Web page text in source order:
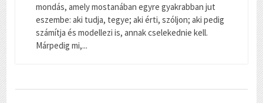
mondás, amely mostanában egyre gyakrabban jut
eszembe: aki tudja, tegye; aki érti, szóljon; aki pedig
számítja és modellezi is, annak cselekednie kell.
Márpedig mi,...